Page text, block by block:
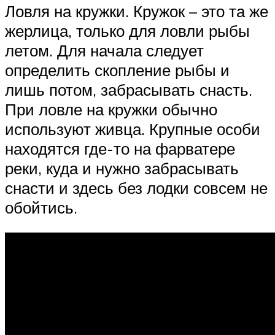
Ловля на кружки. Кружок – это та же
жерлица, только для ловли рыбы
летом. Для начала следует
определить скопление рыбы и
лишь потом, забрасывать снасть.
При ловле на кружки обычно
используют живца. Крупные особи
находятся где-то на фарватере
реки, куда и нужно забрасывать
снасти и здесь без лодки совсем не
обойтись.